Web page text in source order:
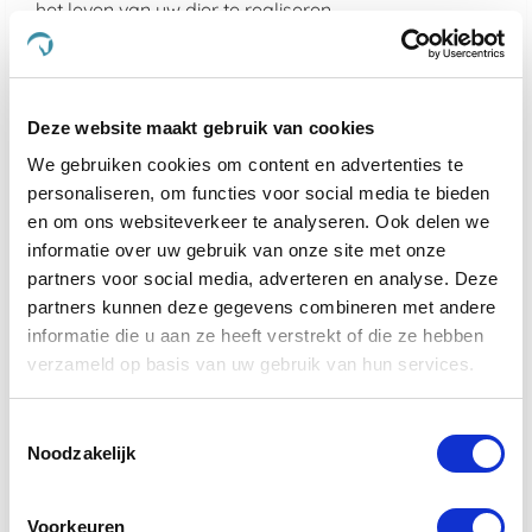
Deze website maakt gebruik van cookies
We gebruiken cookies om content en advertenties te
personaliseren, om functies voor social media te bieden
en om ons websiteverkeer te analyseren. Ook delen we
informatie over uw gebruik van onze site met onze
partners voor social media, adverteren en analyse. Deze
partners kunnen deze gegevens combineren met andere
informatie die u aan ze heeft verstrekt of die ze hebben
verzameld op basis van uw gebruik van hun services.
Noodzakelijk
Voorkeuren
het leven van uw dier te realiseren.
Kies voor de kwaliteit van De Paardendrogist en
Dursy Dog en ervaar zelf de voordelen van onze
verdient immers niets minder dan het beste, en dat is
precies wat wij bieden.
Wat maakt De Paardendrogist uniek in
de markt voor paardensupplementen?
De Paardendrogist onderscheidt zich door zijn
toewijding aan kwaliteit en innovatie in de
gezondheidszorg van paarden. Met jarenlange
ervaring en een diepe kennis van paardenvoeding
en -welzijn, ontwikkelt De Paardendrogist
specifieke behoeften van paarden. Van verbetering
zorgvuldig geselecteerde ingrediënten om